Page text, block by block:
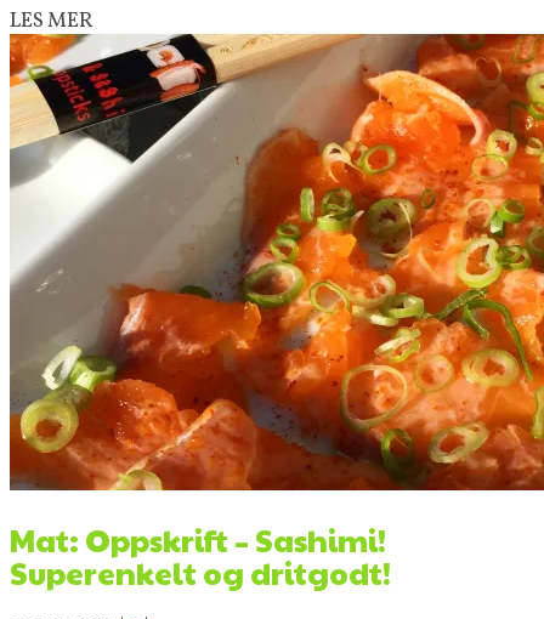
LES MER
Mat: Oppskrift – Sashimi!
Superenkelt og dritgodt!